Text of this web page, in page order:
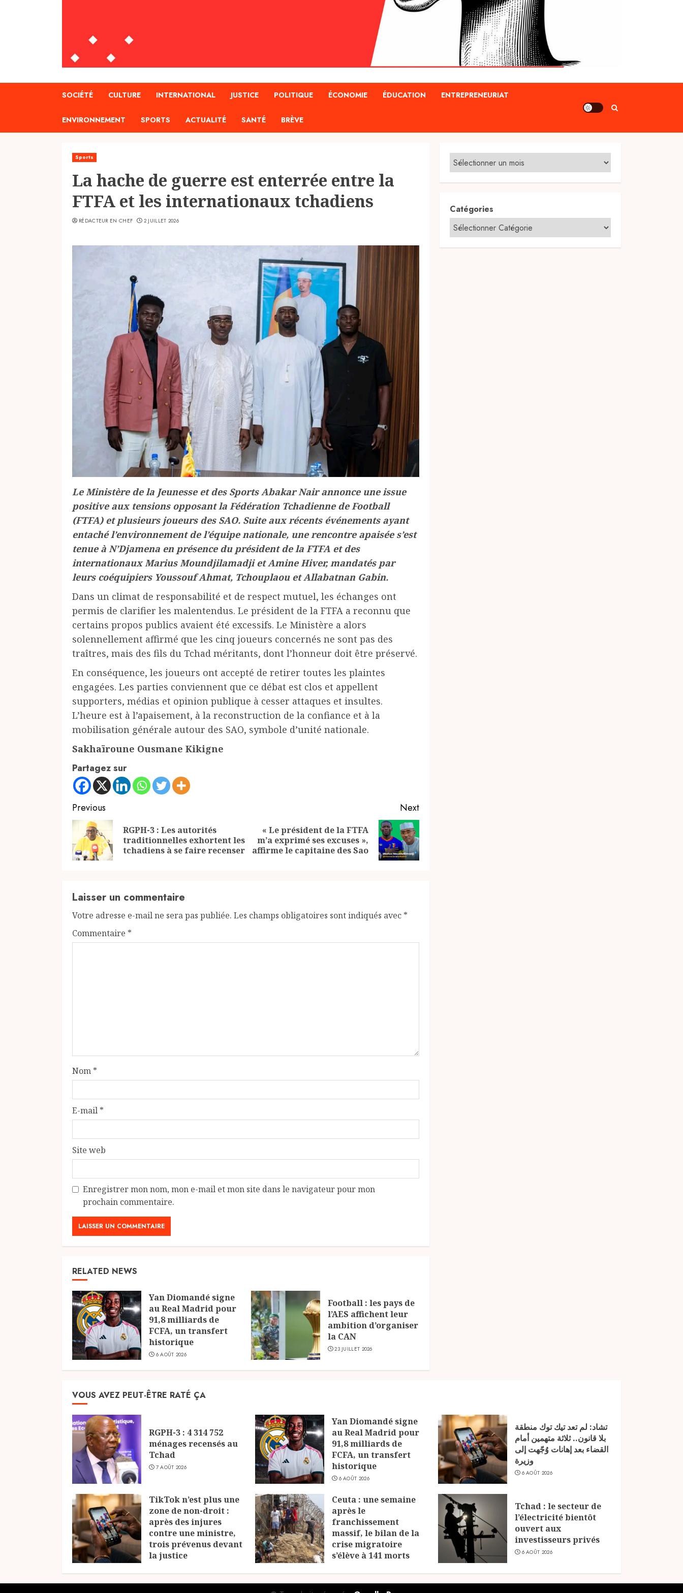
SOCIÉTÉ CULTURE INTERNATIONAL JUSTICE POLITIQUE ÉCONOMIE ÉDUCATION ENTREPRENEURIAT
ENVIRONNEMENT SPORTS ACTUALITÉ SANTÉ BRÈVE
Sports
La hache de guerre est enterrée entre la
FTFA et les internationaux tchadiens
RÉDACTEUR EN CHEF 2 JUILLET 2026
Le Ministère de la Jeunesse et des Sports Abakar Nair annonce une issue
positive aux tensions opposant la Fédération Tchadienne de Football
(FTFA) et plusieurs joueurs des SAO. Suite aux récents événements ayant
entaché l’environnement de l’équipe nationale, une rencontre apaisée s’est
tenue à N’Djamena en présence du président de la FTFA et des
internationaux Marius Moundjilamadji et Amine Hiver, mandatés par
leurs coéquipiers Youssouf Ahmat, Tchouplaou et Allabatnan Gabin.
Dans un climat de responsabilité et de respect mutuel, les échanges ont
permis de clarifier les malentendus. Le président de la FTFA a reconnu que
certains propos publics avaient été excessifs. Le Ministère a alors
solennellement affirmé que les cinq joueurs concernés ne sont pas des
traîtres, mais des fils du Tchad méritants, dont l’honneur doit être préservé.
En conséquence, les joueurs ont accepté de retirer toutes les plaintes
engagées. Les parties conviennent que ce débat est clos et appellent
supporters, médias et opinion publique à cesser attaques et insultes.
L’heure est à l’apaisement, à la reconstruction de la confiance et à la
mobilisation générale autour des SAO, symbole d’unité nationale.
Sakhaïroune Ousmane Kikigne
Partagez sur
Continue
Reading
Previous
Previous
post:
RGPH-3 : Les autorités
traditionnelles exhortent les
tchadiens à se faire recenser
Next
Next
post:
« Le président de la FTFA
m’a exprimé ses excuses »,
affirme le capitaine des Sao
Laisser un commentaire
Votre adresse e-mail ne sera pas publiée. Les champs obligatoires sont indiqués avec *
Commentaire *
Nom *
E-mail *
Site web
Enregistrer mon nom, mon e-mail et mon site dans le navigateur pour mon
prochain commentaire.
RELATED NEWS
Yan Diomandé signe
au Real Madrid pour
91,8 milliards de
FCFA, un transfert
historique
6 AOÛT 2026
Football : les pays de
l’AES affichent leur
ambition d’organiser
la CAN
23 JUILLET 2026
Catégories
VOUS AVEZ PEUT-ÊTRE RATÉ ÇA
RGPH-3 : 4 314 752
ménages recensés au
Tchad
7 AOÛT 2026
Yan Diomandé signe
au Real Madrid pour
91,8 milliards de
FCFA, un transfert
historique
6 AOÛT 2026
تشاد: لم تعد تيك توك منطقة
بلا قانون.. ثلاثة متهمين أمام
القضاء بعد إهانات وُجّهت إلى
وزيرة
6 AOÛT 2026
TikTok n’est plus une
zone de non-droit :
après des injures
contre une ministre,
trois prévenus devant
la justice
Ceuta : une semaine
après le
franchissement
massif, le bilan de la
crise migratoire
s’élève à 141 morts
Tchad : le secteur de
l’électricité bientôt
ouvert aux
investisseurs privés
6 AOÛT 2026